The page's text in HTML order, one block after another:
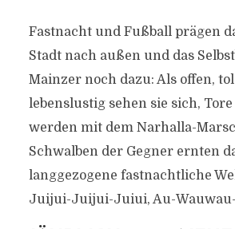
Fastnacht und Fußball prägen
Stadt nach außen und das
Mainzer noch dazu: Als offen,
lebenslustig sehen sie sich,
werden mit dem Narhalla-
Schwalben der Gegner ernten
langgezogene fastnachtliche
Juijui-Juijui-Juiui, Au-Wauwau-